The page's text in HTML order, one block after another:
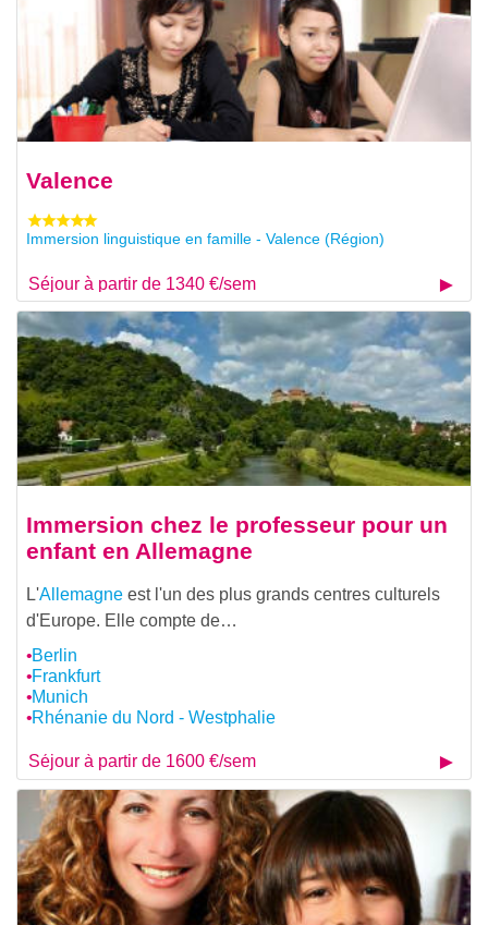
Valence
Immersion linguistique en famille - Valence (Région)
Séjour à partir de 1340 €/sem
Immersion chez le professeur pour un
enfant en Allemagne
L'Allemagne est l'un des plus grands centres culturels
d'Europe. Elle compte de…
Berlin
Frankfurt
Munich
Rhénanie du Nord - Westphalie
Séjour à partir de 1600 €/sem